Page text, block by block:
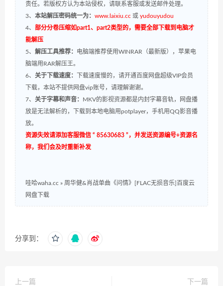
责任。若版权方认为本站侵权，请联系客服或发送邮件处理。
3、 本站解压密码统一为： www.laixiu.cc 或 yudouyudou
4、 部分分卷压缩如part1、part2类型的，需要全部下载到电脑才
能解压
5、 解压工具推荐： 电脑端推荐使用WINRAR（最新版），苹果电
脑端用RAR解压王。
6、 关于下载速度：
下载速度慢的，请开通百度网盘超级VIP会员
下载，本站不提供网盘vip账号，请理解谢谢。
7、 关于字幕和声音： MKV的影视资源都是内封字幕音轨，网盘播
放是无法解析的，下载到本地电脑用potplayer，手机用QQ影音播
放。
资源失效请添加客服微信 “ 85630683 ”，并发送资源编号+资源名
称，我们会及时重新补发
哇哈waha.cc » 周华健&肖战单曲《问情》[FLAC无损音乐]百度云
网盘下载
分享到：
上一篇
下一篇